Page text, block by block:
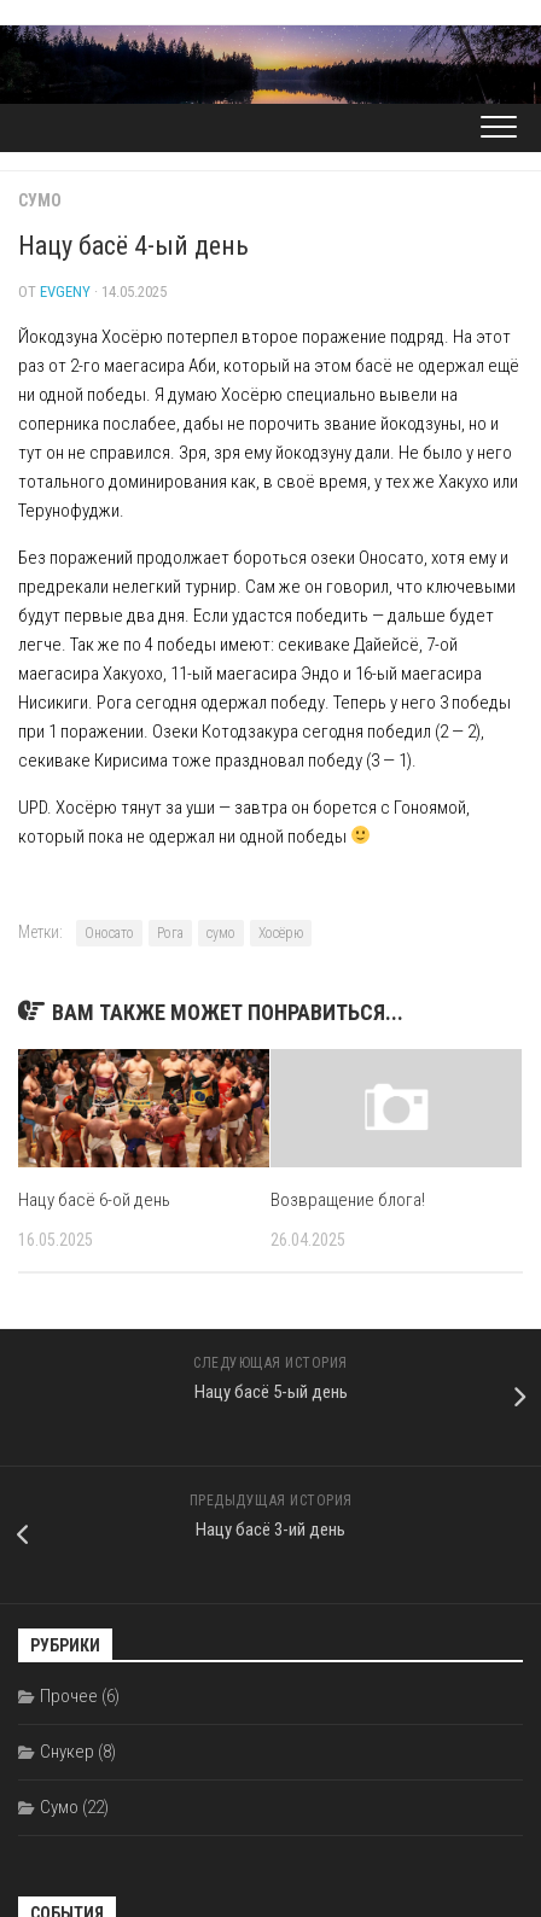
содержанию
СУМО
Нацу басё 4-ый день
ОТ EVGENY · 14.05.2025
Йокодзуна Хосёрю потерпел второе поражение подряд. На этот
раз от 2-го маегасира Аби, который на этом басё не одержал ещё
ни одной победы. Я думаю Хосёрю специально вывели на
соперника послабее, дабы не порочить звание йокодзуны, но и
тут он не справился. Зря, зря ему йокодзуну дали. Не было у него
тотального доминирования как, в своё время, у тех же Хакухо или
Терунофуджи.
Без поражений продолжает бороться озеки Оносато, хотя ему и
предрекали нелегкий турнир. Сам же он говорил, что ключевыми
будут первые два дня. Если удастся победить — дальше будет
легче. Так же по 4 победы имеют: секиваке Дайейсё, 7-ой
маегасира Хакуохо, 11-ый маегасира Эндо и 16-ый маегасира
Нисикиги. Рога сегодня одержал победу. Теперь у него 3 победы
при 1 поражении. Озеки Котодзакура сегодня победил (2 — 2),
секиваке Кирисима тоже праздновал победу (3 — 1).
UPD. Хосёрю тянут за уши — завтра он борется с Гоноямой,
который пока не одержал ни одной победы
Метки: Оносато Рога сумо Хосёрю
ВАМ ТАКЖЕ МОЖЕТ ПОНРАВИТЬСЯ...
Нацу басё 6-ой день
16.05.2025
Возвращение блога!
26.04.2025
СЛЕДУЮЩАЯ ИСТОРИЯ
Нацу басё 5-ый день
ПРЕДЫДУЩАЯ ИСТОРИЯ
Нацу басё 3-ий день
РУБРИКИ
Прочее (6)
Снукер (8)
Сумо (22)